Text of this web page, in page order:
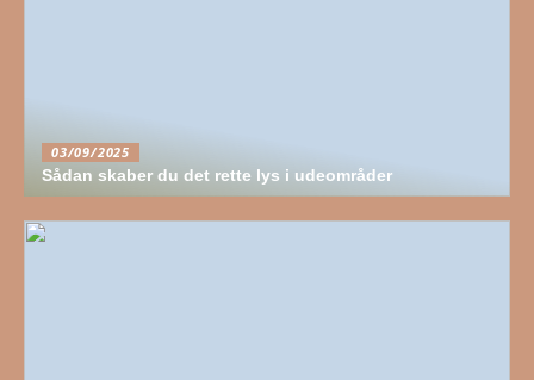
03/09/2025
Sådan skaber du det rette lys i udeområder